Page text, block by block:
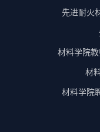
先进耐火
材料学院
材
材料学院